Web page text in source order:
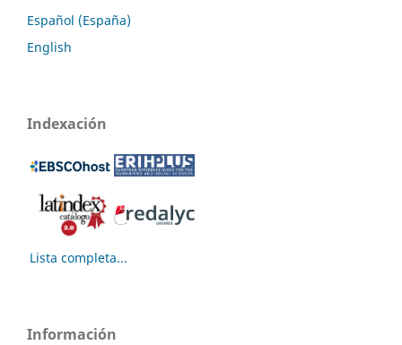
Español (España)
English
Indexación
Lista completa...
Información